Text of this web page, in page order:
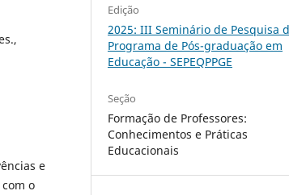
e
o
Edição
2025: III Seminário de Pesquisa
Programa de Pós-graduação em
Educação - SEPEQPPGE
Seção
Formação de Professores:
Conhecimentos e Práticas
Educacionais